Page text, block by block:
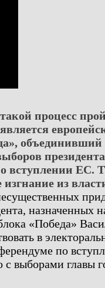
процесс
объединивший
о вступлении ЕС.
из
назначенных
«Победа»
в
по
выборами главы